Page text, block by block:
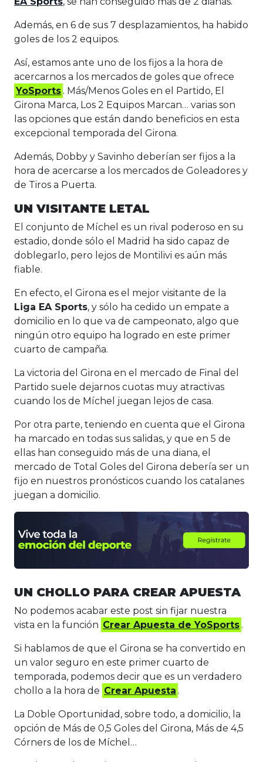
Además, en 6 de sus 7 desplazamientos, ha habido
goles de los 2 equipos.
Así, estamos ante uno de los fijos a la hora de
acercarnos a los mercados de goles que ofrece
YoSports . Más/Menos Goles en el Partido, El
Girona Marca, Los 2 Equipos Marcan… varias son
las opciones que están dando beneficios en esta
excepcional temporada del Girona.
Además, Dobby y Savinho deberían ser fijos a la
hora de acercarse a los mercados de Goleadores y
de Tiros a Puerta.
UN VISITANTE LETAL
El conjunto de Míchel es un rival poderoso en su
estadio, donde sólo el Madrid ha sido capaz de
doblegarlo, pero lejos de Montilivi es aún más
fiable.
En efecto, el Girona es el mejor visitante de la
Liga EA Sports, y sólo ha cedido un empate a
domicilio en lo que va de campeonato, algo que
ningún otro equipo ha logrado en este primer
cuarto de campaña.
La victoria del Girona en el mercado de Final del
Partido suele dejarnos cuotas muy atractivas
cuando los de Míchel juegan lejos de casa.
Por otra parte, teniendo en cuenta que el Girona
ha marcado en todas sus salidas, y que en 5 de
ellas han conseguido más de una diana, el
mercado de Total Goles del Girona debería ser un
fijo en nuestros pronósticos cuando los catalanes
juegan a domicilio.
UN CHOLLO PARA CREAR APUESTA
No podemos acabar este post sin fijar nuestra
vista en la función Crear Apuesta de YoSports .
Si hablamos de que el Girona se ha convertido en
un valor seguro en este primer cuarto de
temporada, podemos decir que es un verdadero
chollo a la hora de Crear Apuesta .
La Doble Oportunidad, sobre todo, a domicilio, la
opción de Más de 0,5 Goles del Girona, Más de 4,5
Córners de los de Míchel…